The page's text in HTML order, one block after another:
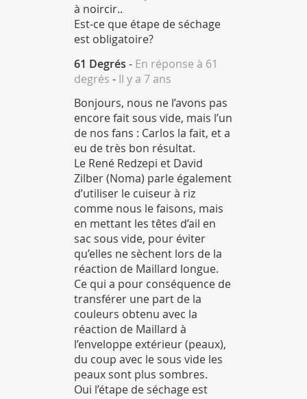
à noircir..
Est-ce que étape de séchage
est obligatoire?
61 Degrés - En réponse à 61
degrés - Il y a 7 ans
Bonjours, nous ne l’avons pas
encore fait sous vide, mais l’un
de nos fans : Carlos la fait, et a
eu de très bon résultat.
Le René Redzepi et David
Zilber (Noma) parle également
d’utiliser le cuiseur à riz
comme nous le faisons, mais
en mettant les têtes d’ail en
sac sous vide, pour éviter
qu’elles ne sèchent lors de la
réaction de Maillard longue.
Ce qui a pour conséquence de
transférer une part de la
couleurs obtenu avec la
réaction de Maillard à
l’enveloppe extérieur (peaux),
du coup avec le sous vide les
peaux sont plus sombres.
Oui l’étape de séchage est